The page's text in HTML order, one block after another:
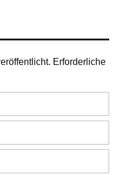
Erforderliche